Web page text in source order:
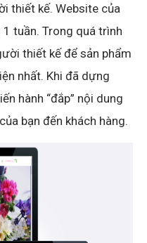
thiết kế. Website của
tuần. Trong quá trình
thiết kế để sản phẩm
nhất. Khi đã dựng
hành “đắp” nội dung
bạn đến khách hàng.